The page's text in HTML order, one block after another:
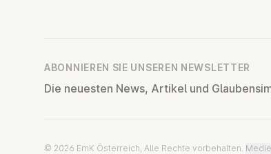
ABONNIEREN SIE UNSEREN NEWSLETTER
Die neuesten News, Artikel und
© 2026 EmK Österreich, Alle Rechte vorbehalten.